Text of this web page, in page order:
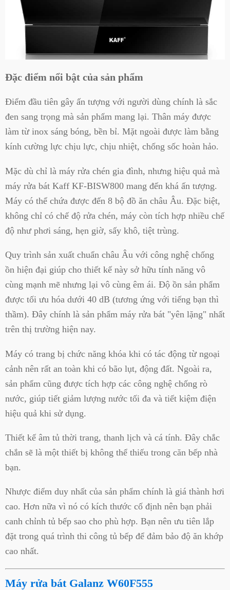
Đặc điểm nổi bật của sản phẩm
Điểm đầu tiên gây ấn tượng với người dùng chính là sắc
đen sang trọng mà sản phẩm mang lại. Thân máy được
làm từ inox sáng bóng, bền bỉ. Mặt ngoài được làm bằng
kính cường lực chịu lực, chịu nhiệt, chống sốc hoàn hảo.
Mặc dù chỉ là máy rửa chén gia đình, nhưng hiệu quả mà
máy rửa bát Kaff KF-BISW800 mang đến khá ấn tượng.
Máy có thể chứa được đến 8 bộ đồ ăn châu Âu. Đặc biệt,
không chỉ có chế độ rửa chén, máy còn tích hợp nhiều chế
độ như phơi sáng, hẹn giờ, sấy khô, tiệt trùng.
Quy trình sản xuất chuẩn châu Âu với công nghệ chống
ồn hiện đại giúp cho thiết kế này sở hữu tính năng vô
cùng mạnh mẽ nhưng lại vô cùng êm ái. Độ ồn sản phẩm
được tối ưu hóa dưới 40 dB (tương ứng với tiếng bạn thì
thầm). Đây chính là sản phẩm máy rửa bát "yên lặng" nhất
trên thị trường hiện nay.
Máy có trang bị chức năng khóa khi có tác động từ ngoại
cảnh nên rất an toàn khi có bão lụt, động đất. Ngoài ra,
sản phẩm cũng được tích hợp các công nghệ chống rò
nước, giúp tiết giảm lượng nước tối đa và tiết kiệm điện
hiệu quả khi sử dụng.
Thiết kế âm tủ thời trang, thanh lịch và cá tính. Đây chắc
chắn sẽ là một thiết bị không thể thiếu trong căn bếp nhà
bạn.
Nhược điểm duy nhất của sản phẩm chính là giá thành hơi
cao. Hơn nữa vì nó có kích thước cố định nên bạn phải
canh chỉnh tủ bếp sao cho phù hợp. Bạn nên ưu tiên lắp
đặt trong quá trình thi công tủ bếp để đảm bảo độ ăn khớp
cao nhất.
Máy rửa bát Galanz W60F555